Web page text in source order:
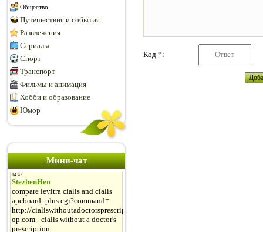
Общество
Путешествия и события
Развлечения
Сериалы
Спорт
Транспорт
Фильмы и анимация
Хобби и образование
Юмор
Мини-чат
Код *: